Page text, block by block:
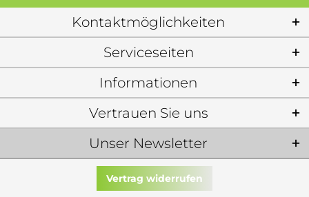
Kontaktmöglichkeiten
Serviceseiten
Informationen
Unser Newsletter
Vertrauen Sie uns
Vertrag widerrufen